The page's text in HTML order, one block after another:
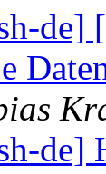
de]
de]